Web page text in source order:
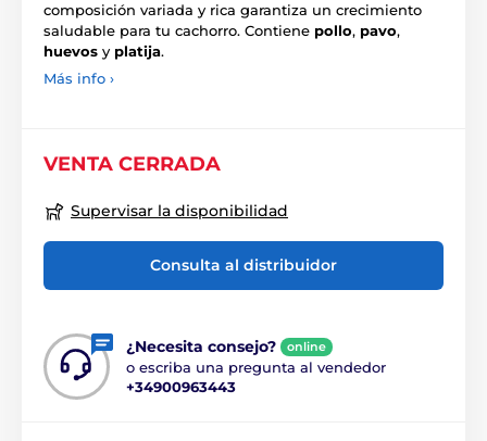
composición variada y rica garantiza un crecimiento
saludable para tu cachorro. Contiene pollo, pavo,
huevos y platija.
Más info ›
VENTA CERRADA
Supervisar la disponibilidad
Consulta al distribuidor
¿Necesita consejo? online
o escriba una pregunta al vendedor
+34900963443